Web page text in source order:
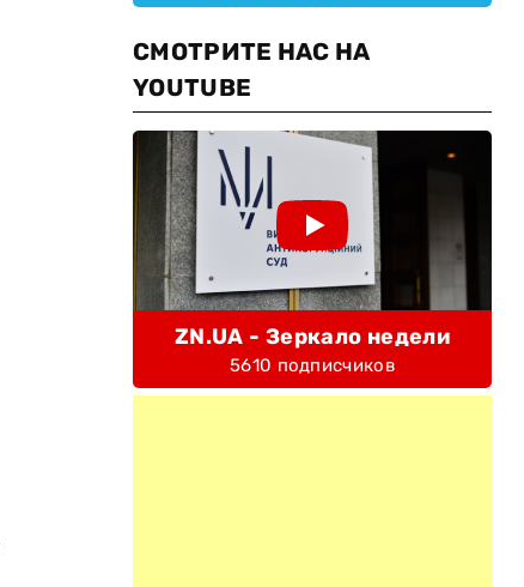
СМОТРИТЕ НАС НА
YOUTUBE
ZN.UA - Зеркало недели
5610 подписчиков